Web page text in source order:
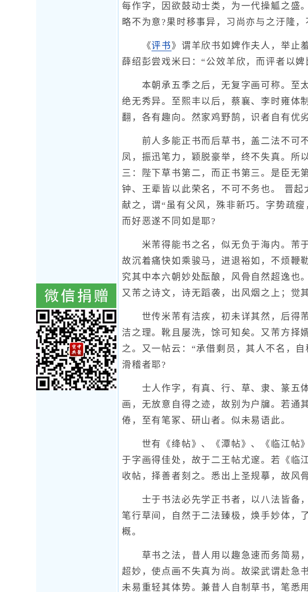
每作字，因欲鼓动士类，为一代操觚之盛
略不为意?果时移事异，习尚亦与之汙隆，
《评书 》谓羊欣书如婢作夫人，举止
薛绍彭尝戏米曰：“公效羊欣，而评者以
本朝承五季之后，无复字画可称。至太
绝无秀异。至熙丰以后，蔡襄、李时雍体
翻，各有趣向。然家鸡野鹄，识者自有优
前人多能正书而后草书，盖二法不可不
凤，振迅笔力，颖脱豪举，终不失真。所
三：陛下草书第二，而正书第三。是臣无
钟、王辈皆以此荣名，不可不务也。 晋
献之，谓“虽有父风，殊非新巧。字势疏
而好恶遂不同如是耶?
米芾得能书之名，似无负于海内。芾于
故沉着痛快如乘骏马，进退裕如，不烦鞭
究其中本六朝妙处酝酿，风骨自然超逸也
又芾之诗文，诗无蹈袭，出风烟之上；觉
世传米芾有洁疾，初未详其然，后得芾
洁之理。靴且屡洗，馀可知矣。又芾方择
之。又一帖云：“承借剩员，其人不名，
滑稽者耶?
士人作字，有真、行、草、隶、篆五体
画，无放意自得之迹，故别为户牖。若通
倦，至有笔冢、研山者。似未易语此。
世有《绛帖》、《潭帖》、《临江帖》
于字画得佳处，故于二王帖尤邃。若《临
收帖，择善者刻之。悉出上圣规摹，故风
士于书法必先学正书者，以八法皆备，
笔行草间，自然于二法臻极，焕手妙体，
概。
草书之法，昔人用以趣急速而务简易，
超妙，使点画不失真为尚。故梁武谓赴急
未易重轻其体势。兼昔人自制草书，笔悉